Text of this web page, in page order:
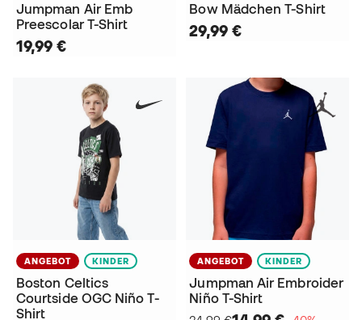
Jumpman Air Emb
Preescolar T-Shirt
19,99 €
Bow Mädchen T-Shirt
29,99 €
ANGEBOT KINDER
Boston Celtics
Courtside OGC Niño T-
Shirt
ANGEBOT KINDER
Jumpman Air Embroider
Niño T-Shirt